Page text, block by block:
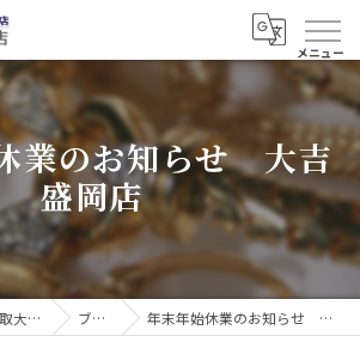
業のお知らせ 大吉
盛岡店
盛岡の買取なら買取大吉 盛岡店 ブログ 年末年始休業のお知らせ 大吉盛岡店